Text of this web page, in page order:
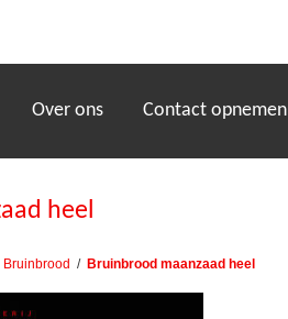
Over ons Contact opnemen
heel
Bruinbrood / Bruinbrood maanzaad heel